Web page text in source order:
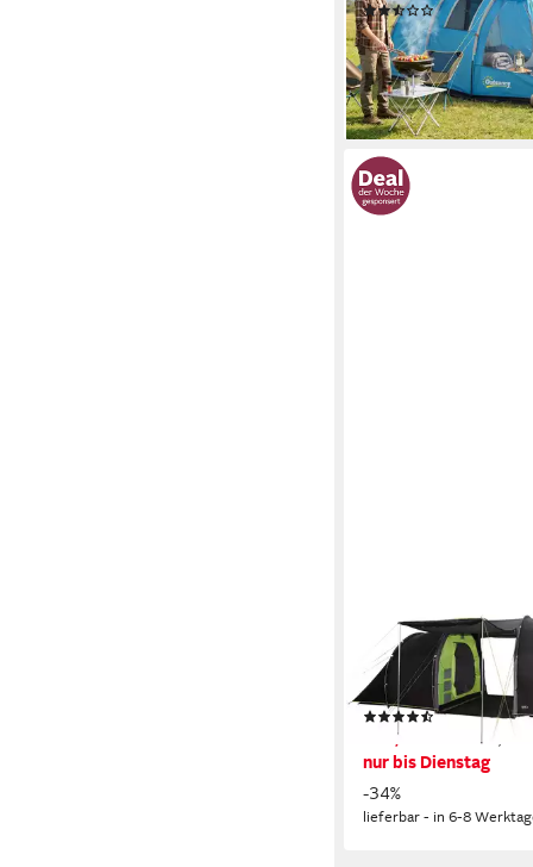
Blau
(4)
97,90 € UVP217,90 €
-55%
lieferbar - in 2-3
HIGH PEAK
Tunnelzelt Tauris 6,
(Set, mit
(8)
264,99 € 399,95 €
nur bis Dienstag
-34%
lieferbar - in 6-8